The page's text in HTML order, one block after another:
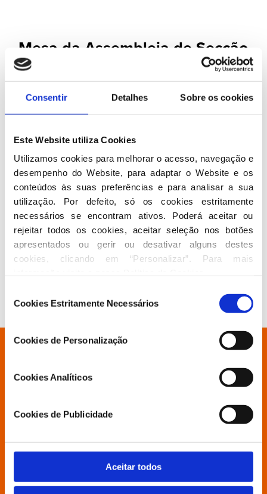
Consentir Detalhes Sobre os cookies
Este Website utiliza Cookies
Utilizamos cookies para melhorar o acesso, navegação e
desempenho do Website, para adaptar o Website e os
conteúdos às suas preferências e para analisar a sua
utilização. Por defeito, só os cookies estritamente
necessários se encontram ativos. Poderá aceitar ou
rejeitar todos os cookies, aceitar seleção nos botões
apresentados ou gerir ou desativar alguns destes
cookies, clicando em “Personalizar”. Para mais
deCookies Estritamente Necessários
Cookies de Personalização
Cookies Analíticos
Cookies de Publicidade
Aceitar todos
Mesa da Assembleia de Secção
Paula Alexandra Azevedo da Silva
José Manuel Pereira Martinho
Secretário
Carlos Alberto Costa Ramos Santiago
Suplente
Marisa Isabel Martins Salgueiro Brigas
Povo Livre